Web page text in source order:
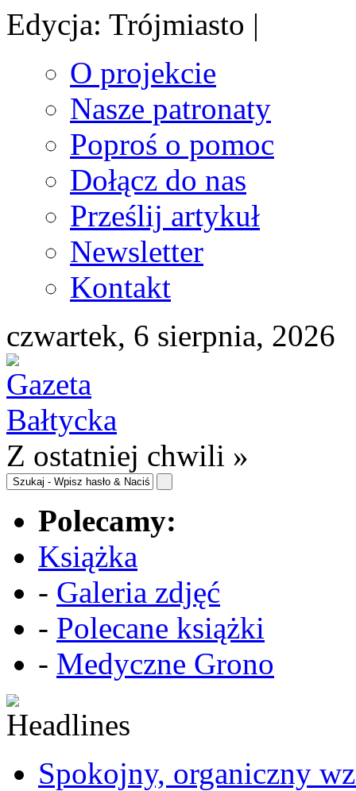
Edycja: Trójmiasto |
O projekcie
Nasze patronaty
Poproś o pomoc
Dołącz do nas
Prześlij artykuł
Newsletter
Kontakt
czwartek, 6 sierpnia, 2026
Z ostatniej chwili »
Polecamy:
Książka
- Galeria zdjęć
- Polecane książki
- Medyczne Grono
Spokojny, organiczny